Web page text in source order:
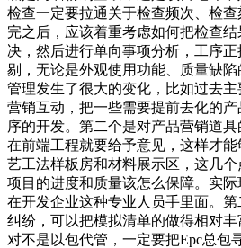
检查一定要拉通关于检查频次、检
完之后，应该着重考虑如何把检查
决，然后进行单向事项分析，工序
剔，无论是外观使用功能、质量缺
管理发生了很大的变化，比如过去
营销互动，把一些需要提前去化的
序的开发。第二个是对产品营销道
在前端工程就要给予意见，这样才
艺工法样板房和材料展示区，这几
项目的进度和质量该怎么保障。实
在开发企业这种专业人员手里面。
纠纷，可以把模拟清单的做得相对
对不是以包代管，一定要把Epc总